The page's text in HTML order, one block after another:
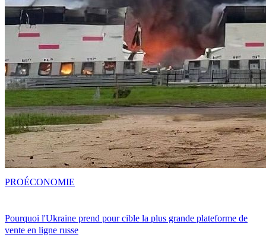
Pourquoi l'Ukraine prend pour cible la plus grande plateforme de
vente en ligne russe
PROÉCONOMIE